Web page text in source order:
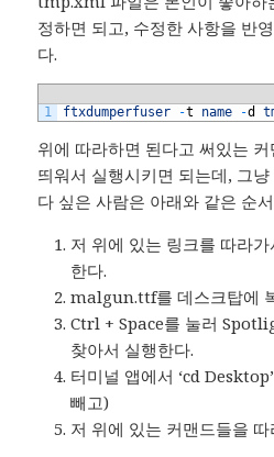
정하면 되고, 수정한 사항을 반
다.
1
ftxdumperfuser -t name -d
위에 따라하면 된다고 써있는
띄워서 실행시키면 되는데, 그
다 싶은 사람은 아래와 같은 순
저 위에 있는 링크를 따라
한다.
malgun.ttf를 데스크탑에
Ctrl + Space를 눌러
찾아서 실행한다.
터미널 앱에서 ‘cd
빼고)
저 위에 있는 커맨드들을 따